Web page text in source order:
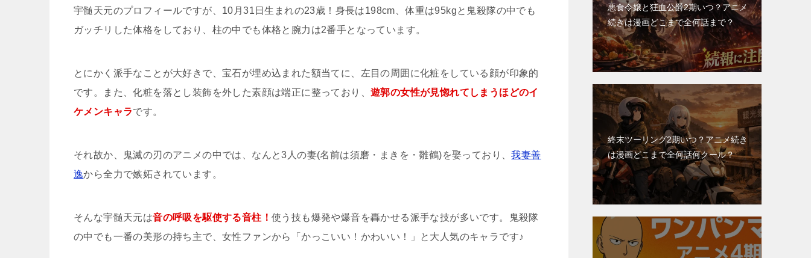
宇髄天元のプロフィールですが、10月31日生まれの23歳！身長は198cm、体重は95kgと鬼殺隊の中でも
ガッチリした体格をしており、柱の中でも体格と腕力は2番手となっています。
とにかく派手なことが大好きで、宝石が埋め込まれた額当てに、左目の周囲に化粧をしている顔が印象的
です。また、化粧を落とし装飾を外した素顔は端正に整っており、 遊郭の女性が見惚れてしまうほどのイ
ケメンキャラです。
それ故か、鬼滅の刃のアニメの中では、なんと3人の妻(名前は須磨・まきを・雛鶴)を娶っており、我妻善
逸から全力で嫉妬されています。
そんな宇髄天元は音の呼吸を駆使する音柱！使う技も爆発や爆音を轟かせる派手な技が多いです。鬼殺隊
の中でも一番の美形の持ち主で、女性ファンから「かっこいい！かわいい！」と大人気のキャラです♪
悪食令嬢と狂血公爵2期いつ？アニメ
続きは漫画どこまで全何話まで？
終末ツーリング2期いつ？アニメ続き
は漫画どこまで全何話何クール？